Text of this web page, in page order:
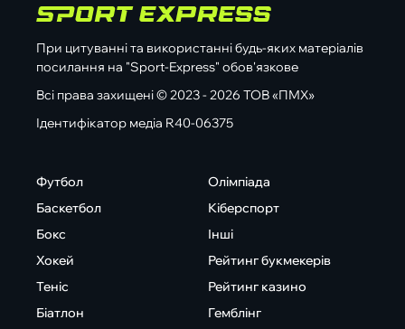
При цитуванні та використанні будь-яких матеріалів
посилання на "Sport-Express" обов'язкове
Всі права захищені © 2023 - 2026 ТОВ «ПМХ»
Ідентифікатор медіа R40-06375
Футбол
Баскетбол
Бокс
Хокей
Теніс
Біатлон
Олімпіада
Кіберспорт
Інші
Рейтинг букмекерів
Рейтинг казино
Гемблінг